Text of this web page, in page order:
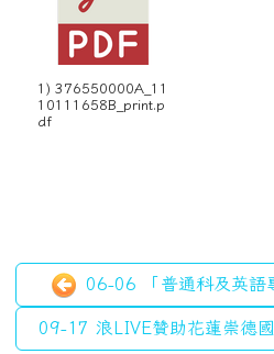
1) 376550000A_11
10111658B_print.p
df
06-06 「普通科及英語
09-17 浪LIVE贊助花蓮崇德